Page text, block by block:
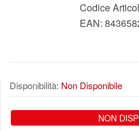
Codice
EAN:
Disponibilità: Non Disponibile
NON